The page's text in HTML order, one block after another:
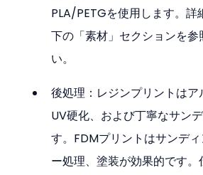
PLA/PETGを使用します。詳
下の「素材」セクションを参
い。
後処理：レジンプリントはア
UV硬化、および丁寧なサン
す。FDMプリントはサンデ
ー処理、塗装が効果的です。